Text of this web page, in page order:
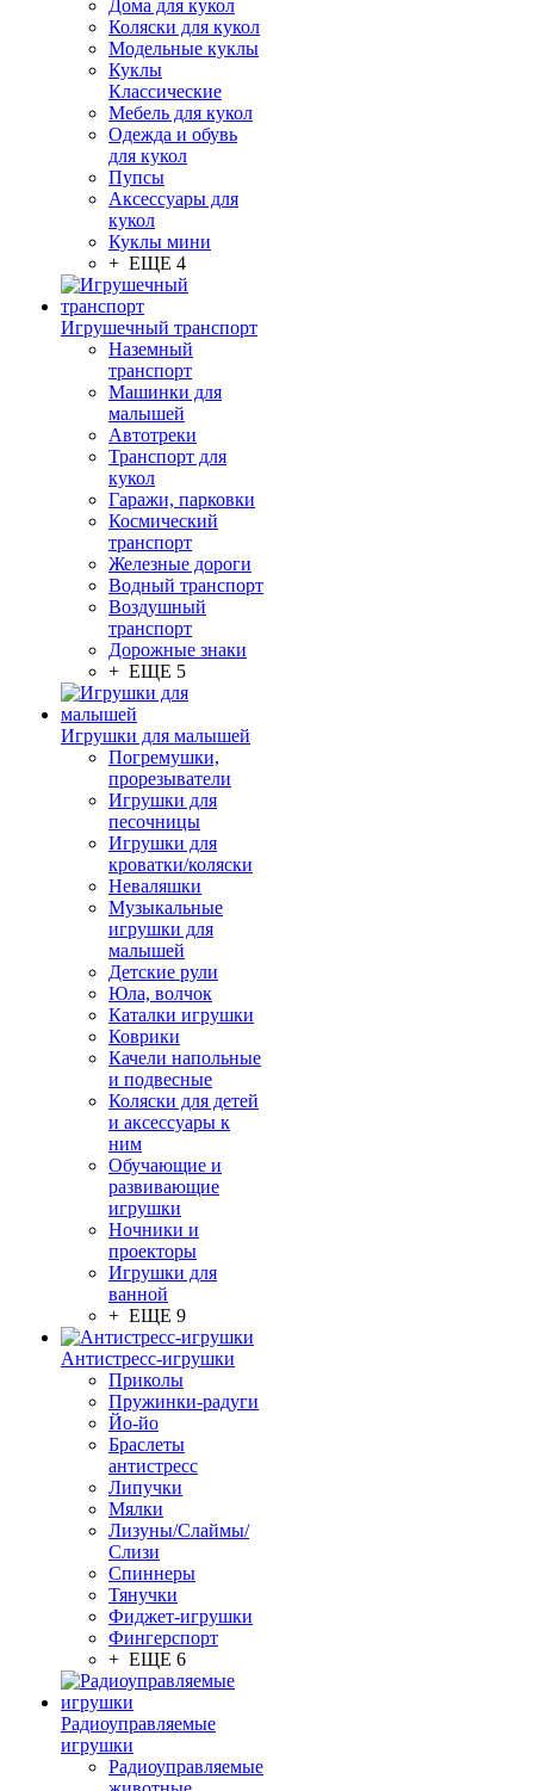
Дома для кукол
Коляски для кукол
Модельные куклы
Куклы
Классические
Мебель для кукол
Одежда и обувь
для кукол
Пупсы
Аксессуары для
кукол
Куклы мини
+ ЕЩЕ 4
Игрушечный транспорт
Наземный
транспорт
Машинки для
малышей
Автотреки
Транспорт для
кукол
Гаражи, парковки
Космический
транспорт
Железные дороги
Водный транспорт
Воздушный
транспорт
Дорожные знаки
+ ЕЩЕ 5
Игрушки для малышей
Погремушки,
прорезыватели
Игрушки для
песочницы
Игрушки для
кроватки/коляски
Неваляшки
Музыкальные
игрушки для
малышей
Детские рули
Юла, волчок
Каталки игрушки
Коврики
Качели напольные
и подвесные
Коляски для детей
и аксессуары к
ним
Обучающие и
развивающие
игрушки
Ночники и
проекторы
Игрушки для
ванной
+ ЕЩЕ 9
Антистресс-игрушки
Приколы
Пружинки-радуги
Йо-йо
Браслеты
антистресс
Липучки
Мялки
Лизуны/Слаймы/
Слизи
Спиннеры
Тянучки
Фиджет-игрушки
Фингерспорт
+ ЕЩЕ 6
Радиоуправляемые
игрушки
Радиоуправляемые